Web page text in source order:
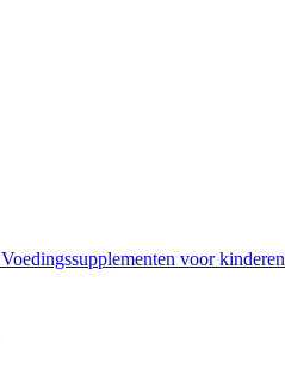
Voedingssupplementen voor kinderen